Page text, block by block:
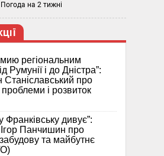
Погода на 2 тижні
регіональним
Румунії і до Дністра”:
Станіславський про
проблеми і розвиток
Франківську дивує”:
Ігор Панчишин про
та майбутнє